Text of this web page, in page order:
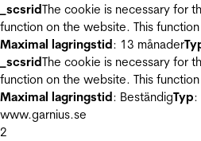
_scsridThe cookie is necessary for
function on the website. This
Maximal lagringstid: 13 månader
_scsridThe cookie is necessary for
function on the website. This
Maximal lagringstid: BeständigTyp:
www.garnius.se
2